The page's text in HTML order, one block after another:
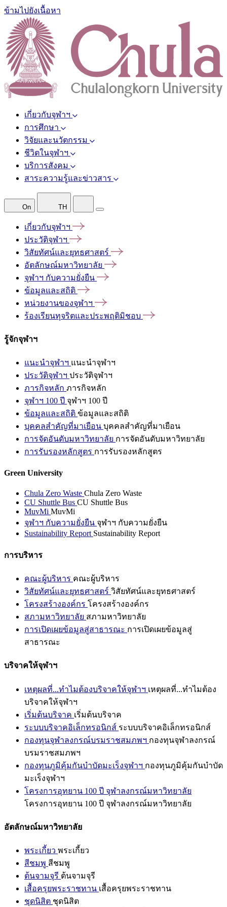
ข้ามไปยังเนื้อหา
เกี่ยวกับจุฬาฯ
การศึกษา
วิจัยและนวัตกรรม
ชีวิตในจุฬาฯ
บริการสังคม
สาระความรู้และข่าวสาร
On TH
เกี่ยวกับจุฬาฯ
ประวัติจุฬาฯ
วิสัยทัศน์และยุทธศาสตร์
อัตลักษณ์มหาวิทยาลัย
จุฬาฯ กับความยั่งยืน
ข้อมูลและสถิติ
หน่วยงานของจุฬาฯ
ร้องเรียนทุจริตและประพฤติมิชอบ
รู้จักจุฬาฯ
แนะนำจุฬาฯ แนะนำจุฬาฯ
ประวัติจุฬาฯ ประวัติจุฬาฯ
ภารกิจหลัก ภารกิจหลัก
จุฬาฯ 100 ปี จุฬาฯ 100 ปี
ข้อมูลและสถิติ ข้อมูลและสถิติ
บุคคลสำคัญที่มาเยือน บุคคลสำคัญที่มาเยือน
การจัดอันดับมหาวิทยาลัย การจัดอันดับมหาวิทยาลัย
การรับรองหลักสูตร การรับรองหลักสูตร
Green University
Chula Zero Waste Chula Zero Waste
CU Shuttle Bus CU Shuttle Bus
MuvMi MuvMi
จุฬาฯ กับความยั่งยืน จุฬาฯ กับความยั่งยืน
Sustainability Report Sustainability Report
การบริหาร
คณะผู้บริหาร คณะผู้บริหาร
วิสัยทัศน์และยุทธศาสตร์ วิสัยทัศน์และยุทธศาสตร์
โครงสร้างองค์กร โครงสร้างองค์กร
สภามหาวิทยาลัย สภามหาวิทยาลัย
การเปิดเผยข้อมูลสู่สาธารณะ การเปิดเผยข้อมูลสู่
สาธารณะ
บริจาคให้จุฬาฯ
เหตุผลที่...ทำไมต้องบริจาคให้จุฬาฯ เหตุผลที่...ทำไมต้อง
บริจาคให้จุฬาฯ
เริ่มต้นบริจาค เริ่มต้นบริจาค
ระบบบริจาคอิเล็กทรอนิกส์ ระบบบริจาคอิเล็กทรอนิกส์
กองทุนจุฬาลงกรณ์บรมราชสมภพฯ กองทุนจุฬาลงกรณ์
บรมราชสมภพฯ
กองทุนภูมิคุ้มกันบำบัดมะเร็งจุฬาฯ กองทุนภูมิคุ้มกันบำบัด
มะเร็งจุฬาฯ
โครงการอุทยาน 100 ปี จุฬาลงกรณ์มหาวิทยาลัย
โครงการอุทยาน 100 ปี จุฬาลงกรณ์มหาวิทยาลัย
อัตลักษณ์มหาวิทยาลัย
พระเกี้ยว พระเกี้ยว
สีชมพู สีชมพู
ต้นจามจุรี ต้นจามจุรี
เสื้อครุยพระราชทาน เสื้อครุยพระราชทาน
ชุดนิสิต ชุดนิสิต